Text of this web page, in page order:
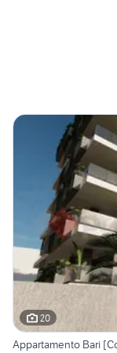
20
Appartamento Bari